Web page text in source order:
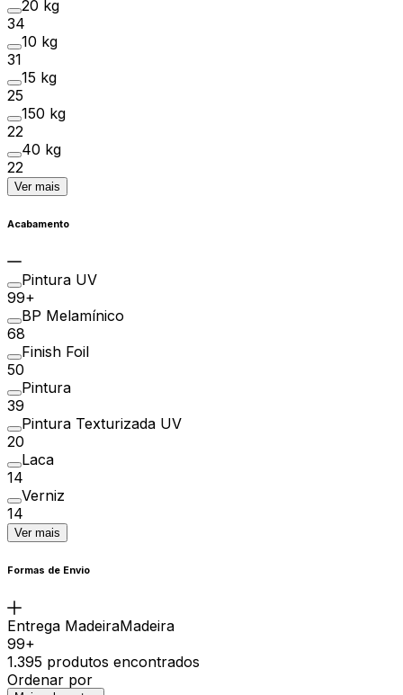
20 kg
34
10 kg
31
15 kg
25
150 kg
22
40 kg
22
Ver mais
Acabamento
Pintura UV
99+
BP Melamínico
68
Finish Foil
50
Pintura
39
Pintura Texturizada UV
20
Laca
14
Verniz
14
Ver mais
Formas de Envio
Entrega MadeiraMadeira
99+
1.395 produtos encontrados
Ordenar por